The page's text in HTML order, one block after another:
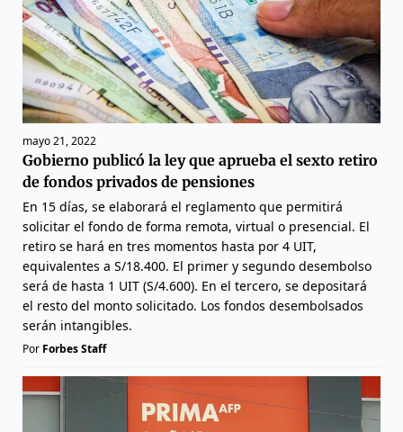
mayo 21, 2022
Gobierno publicó la ley que aprueba el sexto retiro
de fondos privados de pensiones
En 15 días, se elaborará el reglamento que permitirá
solicitar el fondo de forma remota, virtual o presencial. El
retiro se hará en tres momentos hasta por 4 UIT,
equivalentes a S/18.400. El primer y segundo desembolso
será de hasta 1 UIT (S/4.600). En el tercero, se depositará
el resto del monto solicitado. Los fondos desembolsados
serán intangibles.
Por Forbes Staff